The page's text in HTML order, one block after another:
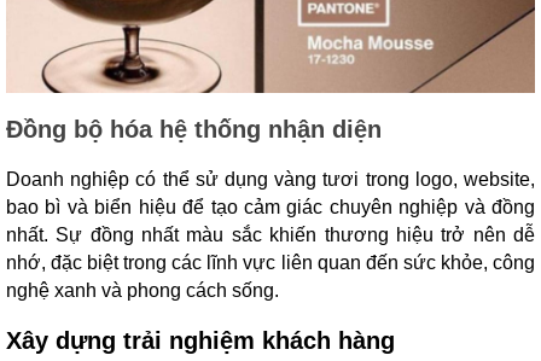
Đồng bộ hóa hệ thống nhận diện
Doanh nghiệp có thể sử dụng vàng tươi trong logo, website,
bao bì và biển hiệu để tạo cảm giác chuyên nghiệp và đồng
nhất. Sự đồng nhất màu sắc khiến thương hiệu trở nên dễ
nhớ, đặc biệt trong các lĩnh vực liên quan đến sức khỏe, công
nghệ xanh và phong cách sống.
Xây dựng trải nghiệm khách hàng